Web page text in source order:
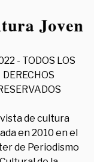
- TODOS LOS
DERECHOS
de cultura
en 2010 en el
de Periodismo